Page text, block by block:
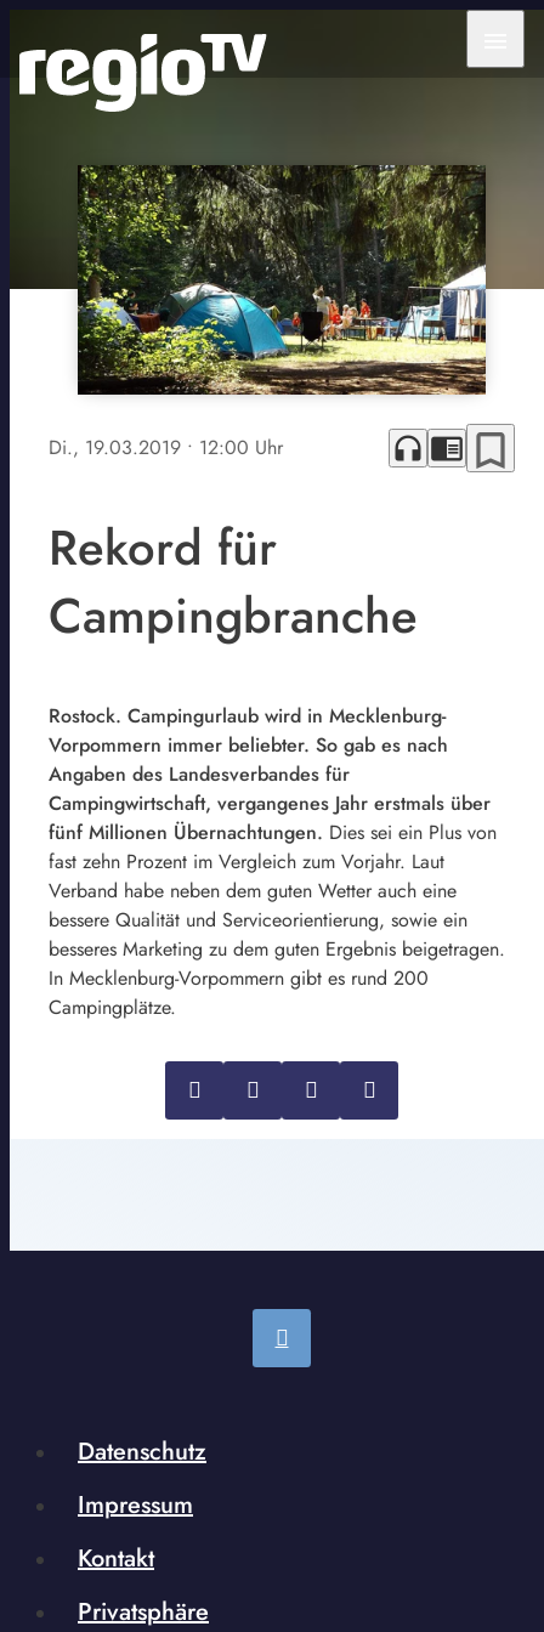
Di., 19.03.2019 • 12:00 Uhr headphones chrome_reader_mode bookmark_border
Rekord für
Campingbranche
Rostock. Campingurlaub wird in Mecklenburg-
Vorpommern immer beliebter. So gab es nach
Angaben des Landesverbandes für
Campingwirtschaft, vergangenes Jahr erstmals über
fünf Millionen Übernachtungen. Dies sei ein Plus von
fast zehn Prozent im Vergleich zum Vorjahr. Laut
Verband habe neben dem guten Wetter auch eine
bessere Qualität und Serviceorientierung, sowie ein
besseres Marketing zu dem guten Ergebnis beigetragen.
In Mecklenburg-Vorpommern gibt es rund 200
Campingplätze.
Datenschutz
Impressum
Kontakt
Privatsphäre